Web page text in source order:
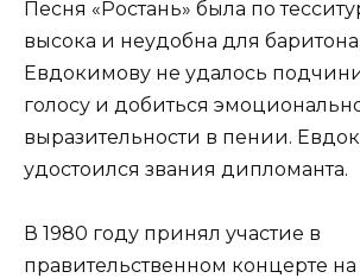
Песня «Ростань» была по
высока и неудобна для
Евдокимову не удалось
голосу и добиться
выразительности в пении.
удостоился звания дипломанта.
В 1980 году принял участие в
правительственном концерте